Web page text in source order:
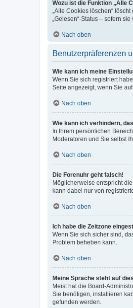
Wozu ist die Funktion „Alle
„Alle Cookies löschen“
„Gelesen“-Status – sofern
Nach oben
Benutzerpräferenzen
Wie kann ich meine
Wenn Sie sich registriert
Seite angezeigt, wenn Sie
Nach oben
Wie kann ich verhindern,
In Ihrem persönlichen
Moderatoren und Sie selbst
Nach oben
Die Forenuhr geht falsch!
Möglicherweise entspricht
kann dabei nur von
Nach oben
Ich habe die Zeitzone
Wenn Sie sich sicher sind,
Problem beheben kann.
Nach oben
Meine Sprache steht auf
Meist hat die Board-
Sie benötigen, installieren
gefunden werden.